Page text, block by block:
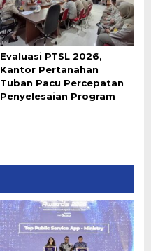
Evaluasi PTSL 2026,
Kantor Pertanahan
Tuban Pacu Percepatan
Penyelesaian Program